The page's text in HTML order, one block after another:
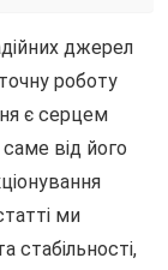
джерел
роботу
є серцем
від його
ми
стабільності,